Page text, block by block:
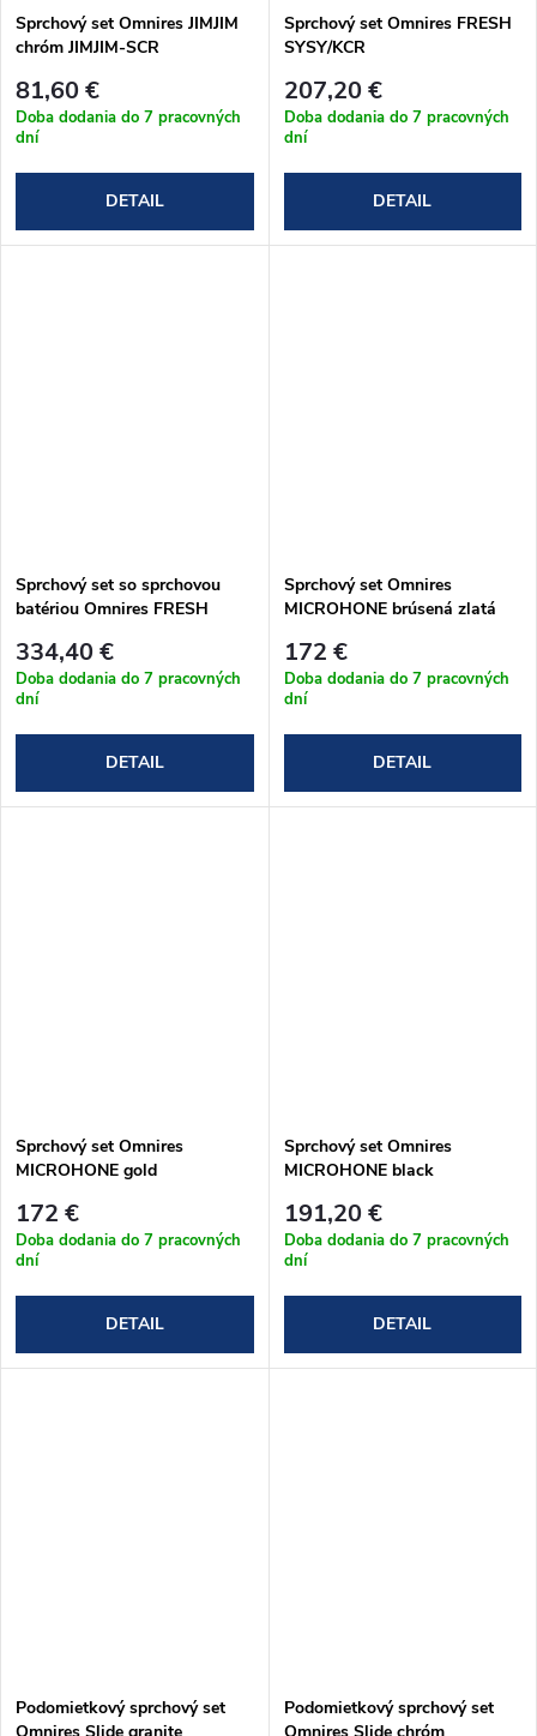
Sprchový set Omnires JIMJIM
chróm JIMJIM-SCR
81,60 €
Doba dodania do 7 pracovných
dní
DETAIL
Sprchový set Omnires FRESH
SYSY/KCR
207,20 €
Doba dodania do 7 pracovných
dní
DETAIL
Sprchový set so sprchovou
batériou Omnires FRESH
334,40 €
Doba dodania do 7 pracovných
dní
DETAIL
Sprchový set Omnires
MICROHONE brúsená zlatá
172 €
Doba dodania do 7 pracovných
dní
DETAIL
Sprchový set Omnires
MICROHONE gold
172 €
Doba dodania do 7 pracovných
dní
DETAIL
Sprchový set Omnires
MICROHONE black
191,20 €
Doba dodania do 7 pracovných
dní
DETAIL
Podomietkový sprchový set
Omnires Slide granite
Podomietkový sprchový set
Omnires Slide chróm